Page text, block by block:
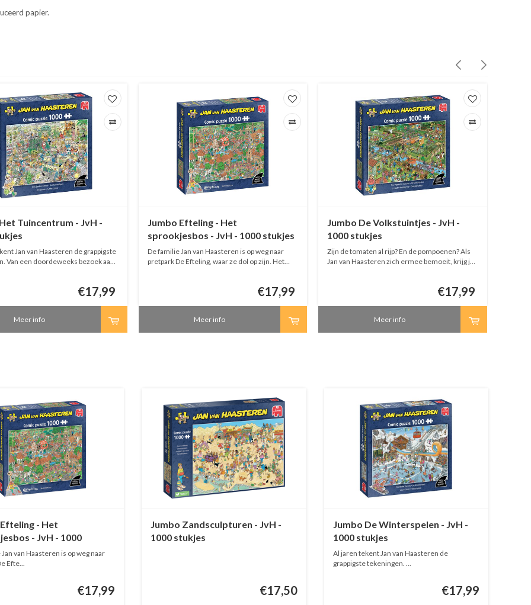
papier.
Tuincentrum - JvH -
Jan van Haasteren de grappigste
Van een doordeweeks bezoek aan
€17,99
Meer info
Jumbo Efteling - Het
sprookjesbos - JvH - 1000 stukjes
De familie Jan van Haasteren is op weg naar
pretpark De Efteling, waar ze dol op zijn. Het
€17,99
Meer info
Jumbo De Volkstuintjes - JvH -
1000 stukjes
Zijn de tomaten al rijp? En de pompoenen? Als
Jan van Haasteren zich ermee bemoeit, krijg je
€17,99
Meer info
- Het
- JvH - 1000
van Haasteren is op weg naar
Efte...
€17,99
Jumbo Zandsculpturen - JvH -
1000 stukjes
€17,50
Jumbo De Winterspelen - JvH -
1000 stukjes
Al jaren tekent Jan van Haasteren de
grappigste tekeningen. ...
€17,99